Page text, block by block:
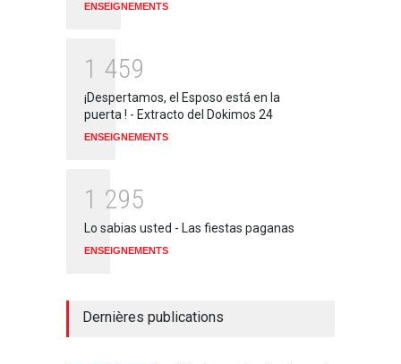
ENSEIGNEMENTS
1 459
¡Despertamos, el Esposo está en la
puerta ! - Extracto del Dokimos 24
ENSEIGNEMENTS
1 295
Lo sabias usted - Las fiestas paganas
ENSEIGNEMENTS
Dernières publications